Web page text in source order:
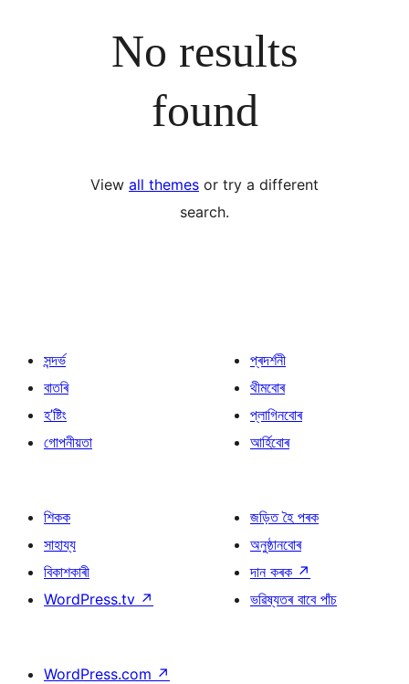
No results
found
View all themes or try a different
search.
সন্দৰ্ভ
বাতৰি
হ’ষ্টিং
গোপনীয়তা
প্ৰদৰ্শনী
থীমবোৰ
প্লাগিনবোৰ
আৰ্হিবোৰ
শিকক
সাহায্য
বিকাশকাৰী
WordPress.tv ↗
জড়িত হৈ পৰক
অনুষ্ঠানবোৰ
দান কৰক ↗
ভৱিষ্যতৰ বাবে পাঁচ
WordPress.com ↗